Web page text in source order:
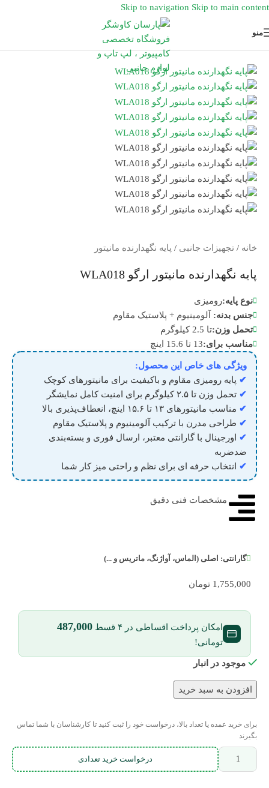
Skip to navigation Skip to main content
منو
خانه / تجهیزات جانبی / پایه نگهدارنده مانیتور
پایه نگهدارنده مانیتور ارگو WLA018
نوع پایه:رومیزی
جنس بدنه:
آلومینیوم + پلاستیک مقاوم
تحمل وزن:تا 2.5 کیلوگرم
مناسب برای:13 تا 15.6 اینچ
ویژگی های خاص این محصول:
✔ پایه رومیزی مقاوم و باکیفیت برای مانیتورهای کوچک
✔ تحمل وزن تا ۲.۵ کیلوگرم برای امنیت کامل نمایشگر
✔ مناسب مانیتورهای ۱۳ تا ۱۵.۶ اینچ، انعطاف‌پذیری بالا
✔ طراحی مدرن با ترکیب آلومینیوم و پلاستیک مقاوم
✔ اورجینال با گارانتی معتبر، ارسال فوری و بسته‌بندی
ضدضربه
✔ انتخاب حرفه‌ ای برای نظم و راحتی میز کار شما
مشخصات فنی دقیق
گارانتی: اصلی (الماس، آواژنگ، ماتریس و ...)
1,755,000 تومان
امکان پرداخت اقساطی در ۴ قسط 487,000
تومانی!
موجود در انبار
افزودن به سبد خرید
برای خرید عمده یا تعداد بالا، درخواست خود را ثبت کنید تا کارشناسان با شما تماس
بگیرند
درخواست خرید تعدادی